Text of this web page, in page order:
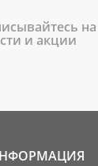
на
и акции